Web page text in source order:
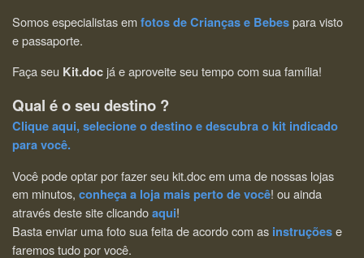
Somos especialistas emfotos de Crianças e Bebespara visto
e passaporte.
Faça seu Kit.doc já e aproveite seu tempo com sua família!
Qual é o seu destino ?
Clique aqui, selecione o destino e descubra o kit indicado
para você.
Você pode optar por fazer seu kit.doc em uma de nossas lojas
em minutos, conheça a loja mais perto de você! ou ainda
através deste site clicandoaqui!
Basta enviar uma foto sua feita de acordo com as instruçõese
faremos tudo por você.